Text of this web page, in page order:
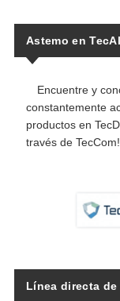
Astemo en
Encuentre y
constantemente
productos en
través de TecCom!
Línea directa